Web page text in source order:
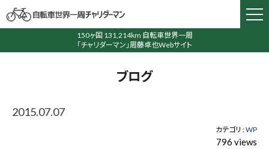
150ヶ国 131,214km 自転車世界一周
「チャリダーマン」周藤卓也Webサイト
ブログ
2015.07.07
カテゴリ :WP
796 views